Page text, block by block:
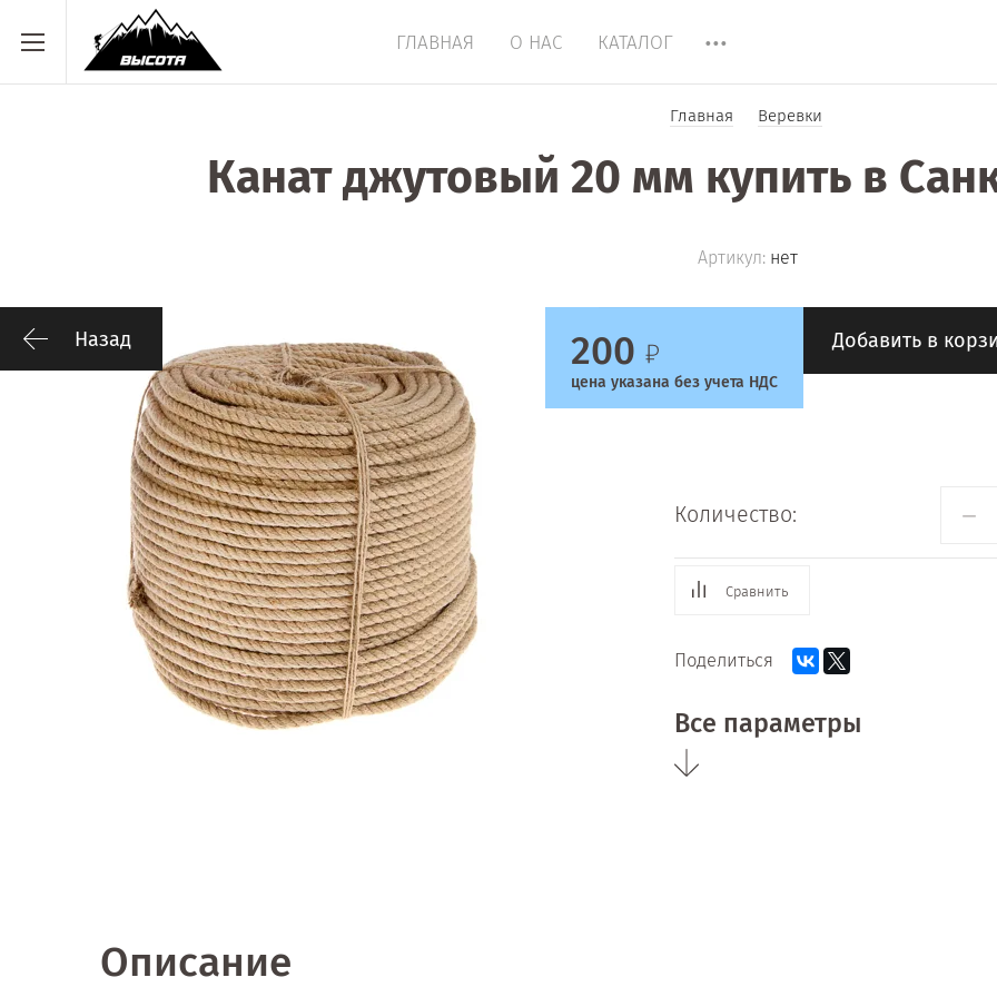
ГЛАВНАЯ О НАС КАТАЛОГ
Главная Веревки
Канат джутовый 20 мм купить в
Артикул: нет
Назад 200
цена указана без учета НДС
Добавить в
Количество: −
Сравнить
Поделиться
Все параметры
Описание